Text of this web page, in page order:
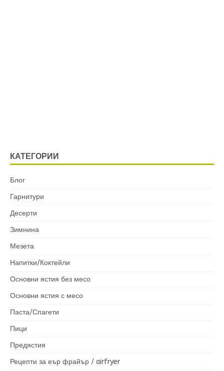
КАТЕГОРИИ
Блог
Гарнитури
Десерти
Зимнина
Мезета
Напитки/Коктейли
Основни ястия без месо
Основни ястия с месо
Паста/Спагети
Пици
Предястия
Рецепти за еър фрайър / airfryer